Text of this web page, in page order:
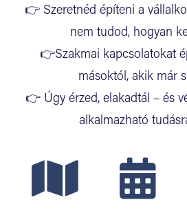
👉 Szeretnéd építeni a
nem tudod, hogyan
👉Szakmai kapcsolatokat
másoktól, akik már
👉 Úgy érzed, elakadtál – és
alkalmazható
 